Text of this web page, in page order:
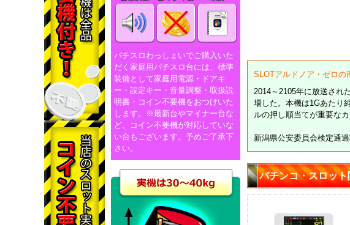
パチスロわっしょいでご購入いた
だく家庭用パチスロ台には、標準
装備として家庭用電源・ドアキ
ー・設定キー・音量調整・取扱説
明書・コイン不要機をおつけいた
します。※最新台やマイナー台な
ど、コイン不要機が対応していな
い台もございます。予めご了承下
さい。
SLOTアルドノア・ゼロの
2014～2105年に放送され
場した。本機は1Gあたり
ルの押し順当てが重要な
新潟県公安委員会検定通
パチンコ・スロット